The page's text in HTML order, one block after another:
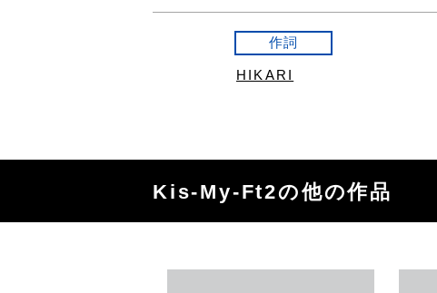
作詞
HIKARI
Kis-My-Ft2の他の作品